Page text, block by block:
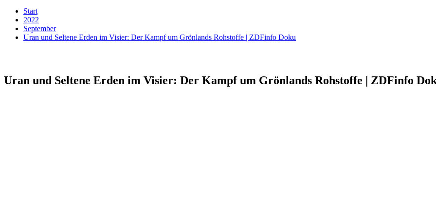
Start
2022
September
Uran und Seltene Erden im Visier: Der Kampf um Grönlands Rohstoffe | ZDFinfo Doku
Uran und Seltene Erden im Visier: Der Kampf um Grönlands Rohstoffe | ZDFinfo